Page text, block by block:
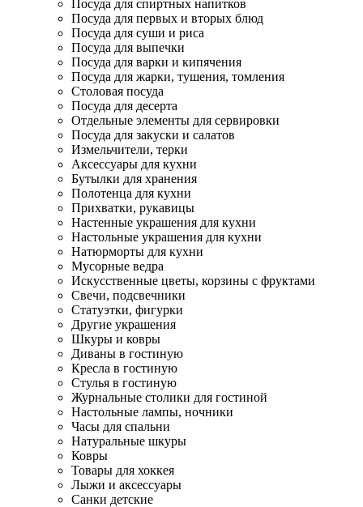
Посуда для спиртных напитков
Посуда для первых и вторых блюд
Посуда для суши и риса
Посуда для выпечки
Посуда для варки и кипячения
Посуда для жарки, тушения, томления
Столовая посуда
Посуда для десерта
Отдельные элементы для сервировки
Посуда для закуски и салатов
Измельчители, терки
Аксессуары для кухни
Бутылки для хранения
Полотенца для кухни
Прихватки, рукавицы
Настенные украшения для кухни
Настольные украшения для кухни
Натюрморты для кухни
Мусорные ведра
Искусственные цветы, корзины с фруктами
Свечи, подсвечники
Статуэтки, фигурки
Другие украшения
Шкуры и ковры
Диваны в гостиную
Кресла в гостиную
Стулья в гостиную
Журнальные столики для гостиной
Настольные лампы, ночники
Часы для спальни
Натуральные шкуры
Ковры
Товары для хоккея
Лыжи и аксессуары
Санки детские